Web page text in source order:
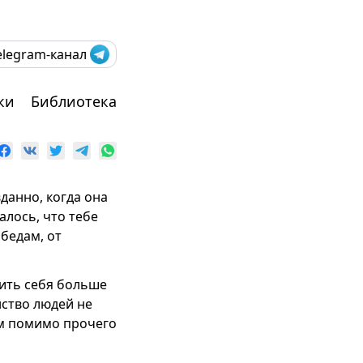
канал
Библиотека
когда она
что тебе
от
себя больше
людей не
помимо прочего